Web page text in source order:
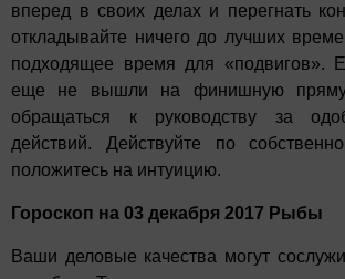
вперед в своих делах и перегнать
откладывайте ничего до лучших
подходящее время для «подвигов».
еще не вышли на финишную
обращаться к руководству за
действий. Действуйте по
положитесь на интуицию.
Гороскоп на 03 декабря 2017 Рыбы
Ваши деловые качества могут